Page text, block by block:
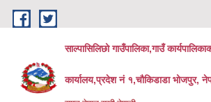
Skip to main content
साल्पासिलिछो गाउँपालिका,गाउँ
कार्यालय,प्रदेश नं १,चौकिडाडा भोजपुर,